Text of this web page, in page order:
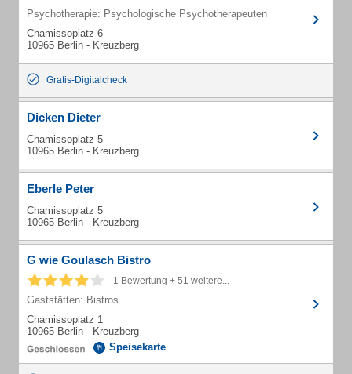
Psychotherapie: Psychologische Psychotherapeuten
Chamissoplatz 6
10965 Berlin - Kreuzberg
Gratis-Digitalcheck
Dicken Dieter
Chamissoplatz 5
10965 Berlin - Kreuzberg
Eberle Peter
Chamissoplatz 5
10965 Berlin - Kreuzberg
G wie Goulasch Bistro
1 Bewertung + 51 weitere...
Gaststätten: Bistros
Chamissoplatz 1
10965 Berlin - Kreuzberg
Speisekarte